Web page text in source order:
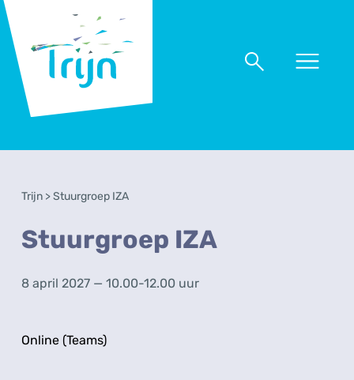
Trijn
Naar
Naar
Trijn >Stuurgroep IZA
Stuurgroep IZA
8 april 2027 — 10.00-12.00 uur
Online (Teams)